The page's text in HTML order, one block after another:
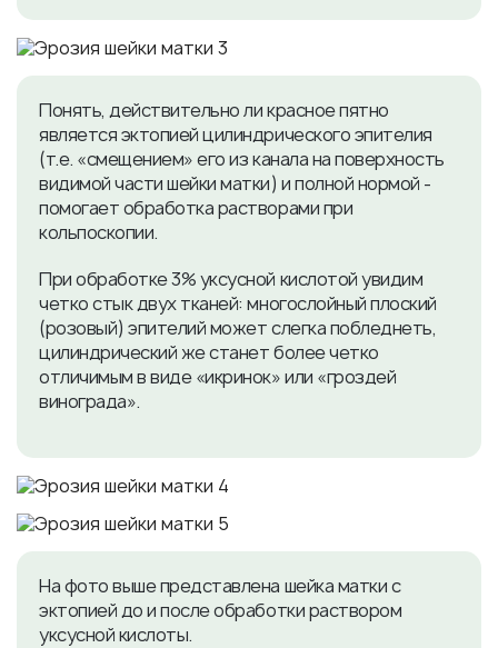
Понять, действительно ли красное пятно
является эктопией цилиндрического эпителия
(т.е. «смещением» его из канала на поверхность
видимой части шейки матки) и полной нормой -
помогает обработка растворами при
кольпоскопии.
При обработке 3% уксусной кислотой увидим
четко стык двух тканей: многослойный плоский
(розовый) эпителий может слегка побледнеть,
цилиндрический же станет более четко
отличимым в виде «икринок» или «гроздей
винограда».
На фото выше представлена шейка матки с
эктопией до и после обработки раствором
уксусной кислоты.